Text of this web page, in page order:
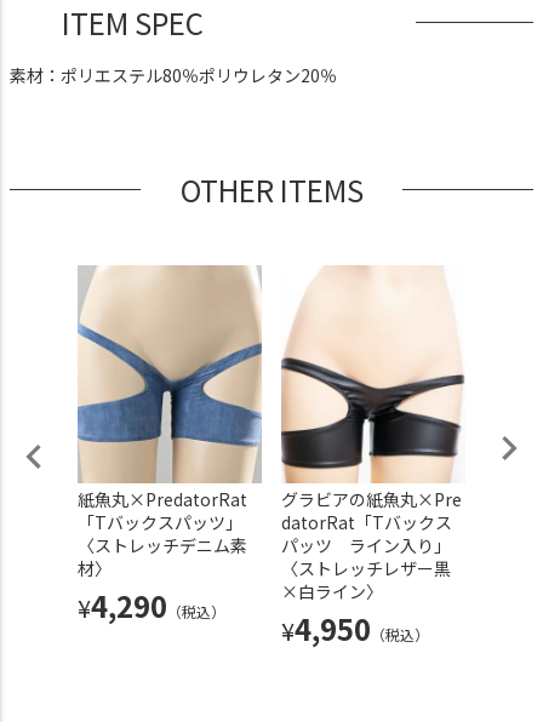
ITEM SPEC
素材：ポリエステル80％ポリウレタン20％
OTHER ITEMS
紙魚丸×PredatorRat
「Tバックスパッツ」
〈ストレッチデニム素
材〉
¥4,290 （税込）
グラビアの紙魚丸×Pre
datorRat「Tバックス
パッツ ライン入り」
〈ストレッチレザー黒
×白ライン〉
¥4,950 （税込）